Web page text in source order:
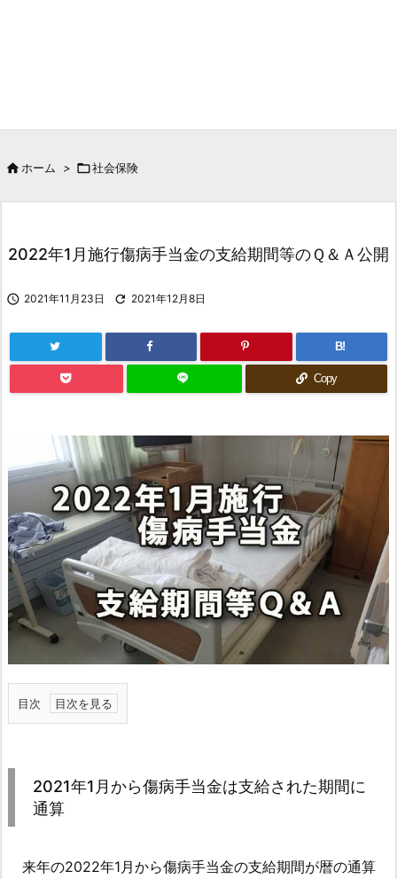
 ホーム > 社会保険
2022年1月施行傷病手当金の支給期間等のＱ＆Ａ公開
 2021年11月23日  2021年12月8日
B!
Copy
目次
1.
2
1
1
2021年1月から傷病手当金は支給された期間に
通算
来年の2022年1月から傷病手当金の支給期間が暦の通算